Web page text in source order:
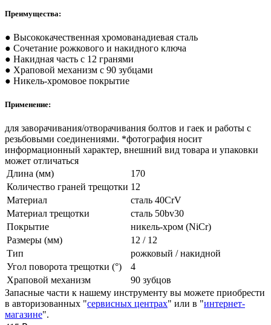
Преимущества:
● Высококачественная хромованадиевая сталь
● Сочетание рожкового и накидного ключа
● Накидная часть с 12 гранями
● Храповой механизм с 90 зубцами
● Никель-хромовое покрытие
Применение:
для заворачивания/отворачивания болтов и гаек и работы с
резьбовыми соединениями. *фотография носит
информационный характер, внешний вид товара и упаковки
может отличаться
Длина (мм)
170
Количество граней трещотки 12
Материал
сталь 40CrV
Материал трещотки
сталь 50bv30
Покрытие
никель-хром (NiCr)
Размеры (мм)
12 / 12
Тип
рожковый / накидной
Угол поворота трещотки (°)
4
Храповой механизм
90 зубцов
Запасные части к нашему инструменту вы можете приобрести
в авторизованных "сервисных центрах" или в "интернет-
магазине".